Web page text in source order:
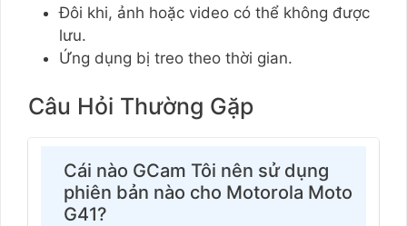
Đôi khi, ảnh hoặc video có thể không được
lưu.
Ứng dụng bị treo theo thời gian.
Câu Hỏi Thường Gặp
Cái nào GCam Tôi nên sử dụng
phiên bản nào cho Motorola Moto
G41?